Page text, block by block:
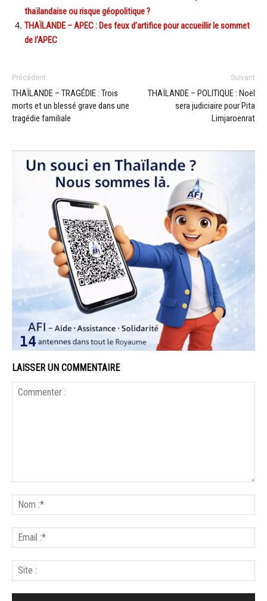
thaïlandaise ou risque géopolitique ?
THAÏLANDE – APEC : Des feux d’artifice pour accueillir le sommet
de l’APEC
Précédent
THAÏLANDE – TRAGÉDIE : Trois
morts et un blessé grave dans une
tragédie familiale
Suivant
THAÏLANDE – POLITIQUE : Noël
sera judiciaire pour Pita
Limjaroenrat
LAISSER UN COMMENTAIRE